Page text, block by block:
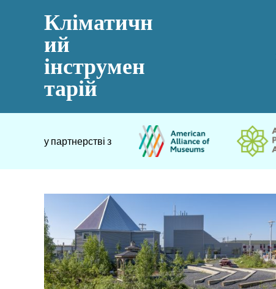
Кліматичн
ий
інструмен
тарій
у партнерстві з